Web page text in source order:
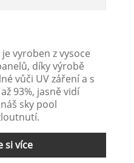
vyroben z vysoce
díky výrobě
vůči UV záření a s
93%, jasně vidí
sky pool
si více